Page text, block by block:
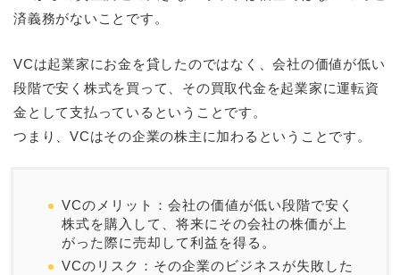
済義務がないことです。
VCは起業家にお金を貸したのではなく、会社の価値が低い
段階で安く株式を買って、その買取代金を起業家に運転資
金として支払っているということです。
つまり、VCはその企業の株主に加わるということです。
VCのメリット：会社の価値が低い段階で安く
株式を購入して、将来にその会社の株価が上
がった際に売却して利益を得る。
VCのリスク：その企業のビジネスが失敗した